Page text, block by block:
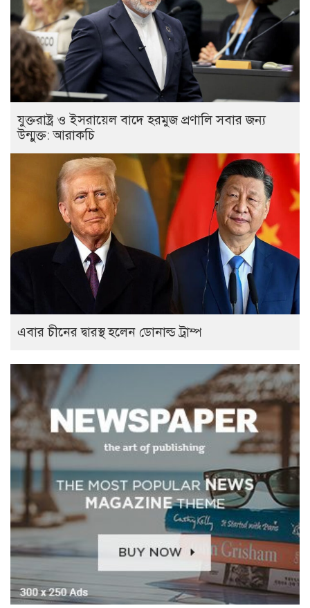
যুক্তরাষ্ট্র ও ইসরায়েল বাদে হরমুজ প্রণালি সবার জন্য
উন্মুক্ত: আরাকচি
এবার চীনের দ্বারস্থ হলেন ডোনাল্ড ট্রাম্প